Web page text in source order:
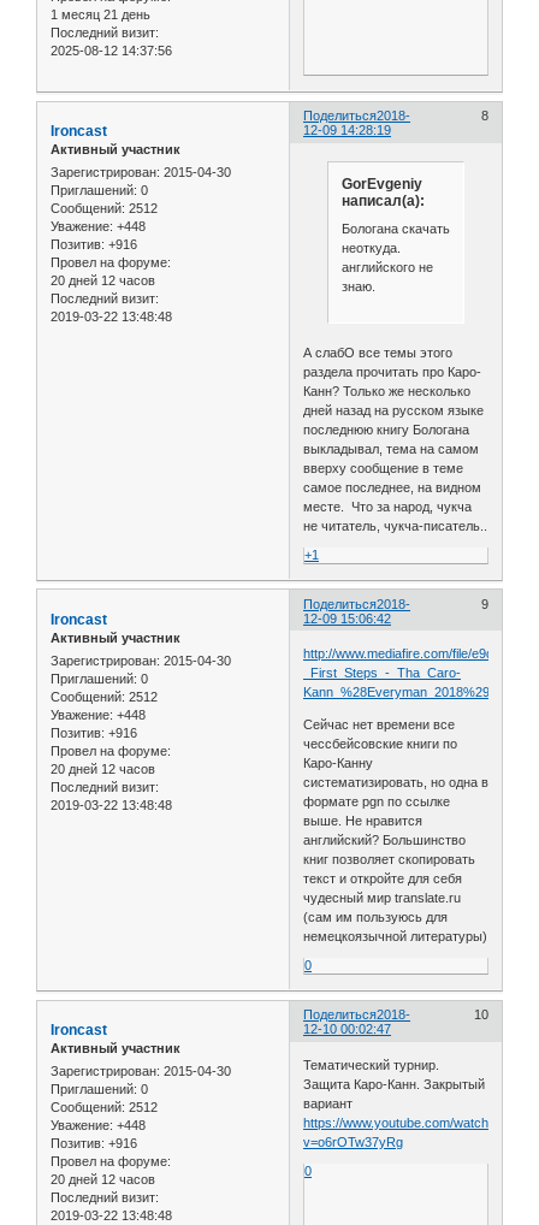
1 месяц 21 день
Последний визит:
2025-08-12 14:37:56
Поделиться 8
2018-
12-09 14:28:19
Ironcast
Активный участник
Зарегистрирован: 2015-04-30
Приглашений: 0
Сообщений: 2512
Уважение: +448
Позитив: +916
Провел на форуме:
20 дней 12 часов
Последний визит:
2019-03-22 13:48:48
GorEvgeniy
написал(а):
Бологана скачать
неоткуда.
английского не
знаю.
А слабО все темы этого
раздела прочитать про Каро-
Канн? Только же несколько
дней назад на русском языке
последнюю книгу Бологана
выкладывал, тема на самом
вверху сообщение в теме
самое последнее, на видном
месте. Что за народ, чукча
не читатель, чукча-писатель..
+1
Поделиться 9
2018-
12-09 15:06:42
Ironcast
Активный участник
Зарегистрирован: 2015-04-30
Приглашений: 0
Сообщений: 2512
Уважение: +448
Позитив: +916
Провел на форуме:
20 дней 12 часов
Последний визит:
2019-03-22 13:48:48
http://www.mediafire.com/file/
_First_Steps_-_Tha_Caro-
Kann_%28Everyman_2018%29.pgn/file
Сейчас нет времени все
чессбейсовские книги по
Каро-Канну
систематизировать, но одна в
формате pgn по ссылке
выше. Не нравится
английский? Большинство
книг позволяет скопировать
текст и откройте для себя
чудесный мир translate.ru
(сам им пользуюсь для
немецкоязычной литературы)
0
Поделиться 10
2018-
12-10 00:02:47
Ironcast
Активный участник
Зарегистрирован: 2015-04-30
Приглашений: 0
Сообщений: 2512
Уважение: +448
Позитив: +916
Провел на форуме:
20 дней 12 часов
Последний визит:
2019-03-22 13:48:48
Тематический турнир.
Защита Каро-Канн. Закрытый
вариант
https://www.youtube.com/watch?
v=o6rOTw37yRg
0